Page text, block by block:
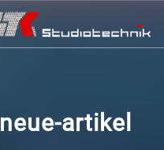
neue-artikel